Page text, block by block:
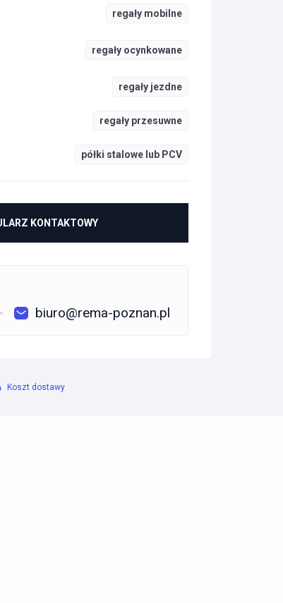
regały mobilne
regały ocynkowane
regały jezdne
regały przesuwne
półki stalowe lub PCV
KONTAKTOWY
biuro@rema-poznan.pl
Koszt dostawy